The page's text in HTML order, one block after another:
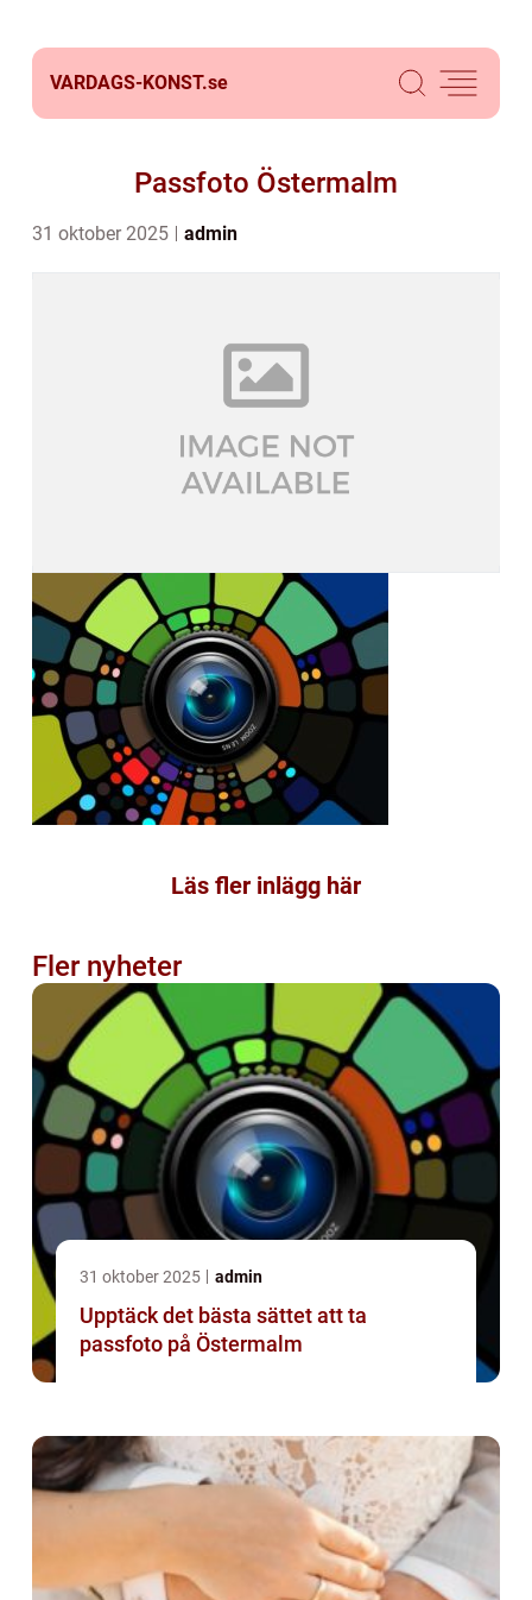
VARDAGS-KONST.se
Passfoto Östermalm
31 oktober 2025 admin
Läs fler inlägg här
Fler nyheter
31 oktober 2025 admin
Upptäck det bästa sättet att ta
passfoto på Östermalm